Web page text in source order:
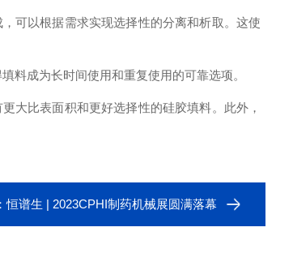
可以根据需求实现选择性的分离和析取。这使
成为长时间使用和重复使用的可靠选项。
大比表面积和更好选择性的硅胶填料。此外，
恒谱生 | 2023CPHI制药机械展圆满落幕